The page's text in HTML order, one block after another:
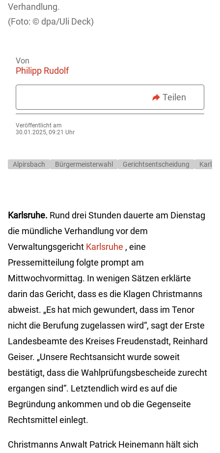
Verhandlung.
dpa/Uli Deck)
Von
Philipp Rudolf
Teilen
Veröffentlicht am
30.01.2025, 09:21 Uhr
Alpirsbach Bürgermeisterwahl Gerichtsentscheidung
Karlsruhe. Rund drei Stunden dauerte am Dienstag
die mündliche Verhandlung vor dem
Verwaltungsgericht Karlsruhe , eine
Pressemitteilung folgte prompt am
Mittwochvormittag. In wenigen Sätzen erklärte
darin das Gericht, dass es die Klagen Christmanns
abweist. „Es hat mich gewundert, dass im Tenor
nicht die Berufung zugelassen wird“, sagt der Erste
Landesbeamte des Kreises Freudenstadt, Reinhard
Geiser. „Unsere Rechtsansicht wurde soweit
bestätigt, dass die Wahlprüfungsbescheide zurecht
ergangen sind“. Letztendlich wird es auf die
Begründung ankommen und ob die Gegenseite
Rechtsmittel einlegt.
Christmanns Anwalt Patrick Heinemann hält sich